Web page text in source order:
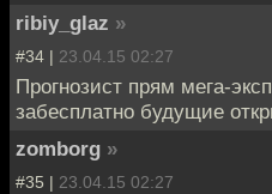
ribiy_glaz »
#34 | 23.04.15 02:27
Прогнозист прям мега-
забесплатно будущие
zomborg »
#35 | 23.04.15 02:27